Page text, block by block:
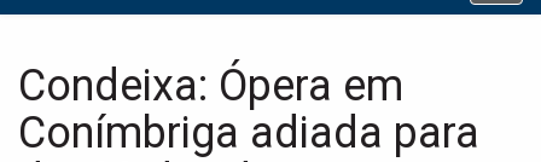
o
Condeixa: Ópera em
Conímbriga adiada para